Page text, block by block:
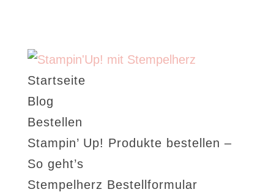
Startseite
Blog
Bestellen
Stampin’ Up! Produkte bestellen –
So geht’s
Stempelherz Bestellformular